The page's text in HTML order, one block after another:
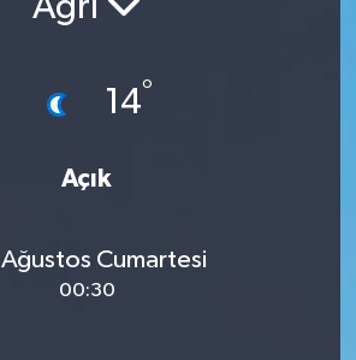
Ağrı
14°
Açık
Cumartesi
00:30